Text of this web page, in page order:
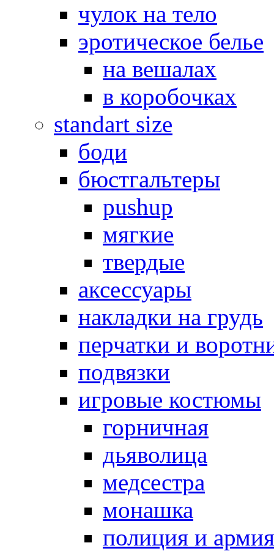
чулок на тело
эротическое белье
на вешалах
в коробочках
standart size
боди
бюстгальтеры
pushup
мягкие
твердые
аксессуары
накладки на грудь
перчатки и
подвязки
игровые костюмы
горничная
дьяволица
медсестра
монашка
полиция и армия